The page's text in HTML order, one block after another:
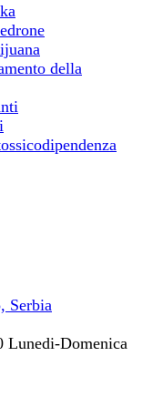
della
Serbia
Lunedi-Domenica